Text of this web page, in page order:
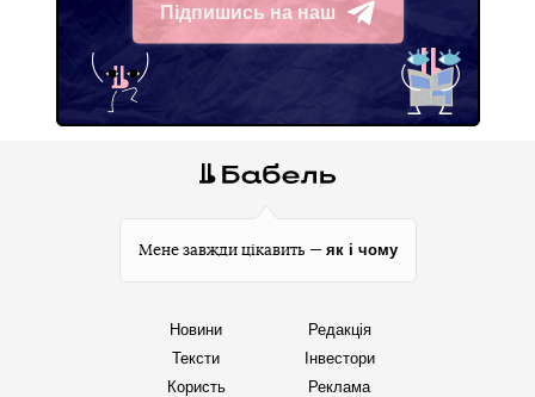
Підпишись на наш
Telegram
Мене завжди цікавить — як і чому
Новини
Тексти
Користь
Редакція
Інвестори
Реклама